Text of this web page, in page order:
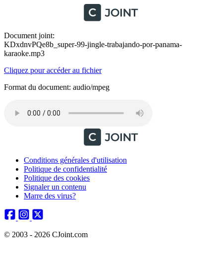
Document joint:
KDxdnvPQe8b_super-99-jingle-trabajando-por-panama-
karaoke.mp3
Cliquez pour accéder au fichier
Format du document: audio/mpeg
Conditions générales d'utilisation
Politique de confidentialité
Politique des cookies
Signaler un contenu
Marre des virus?
© 2003 - 2026 CJoint.com